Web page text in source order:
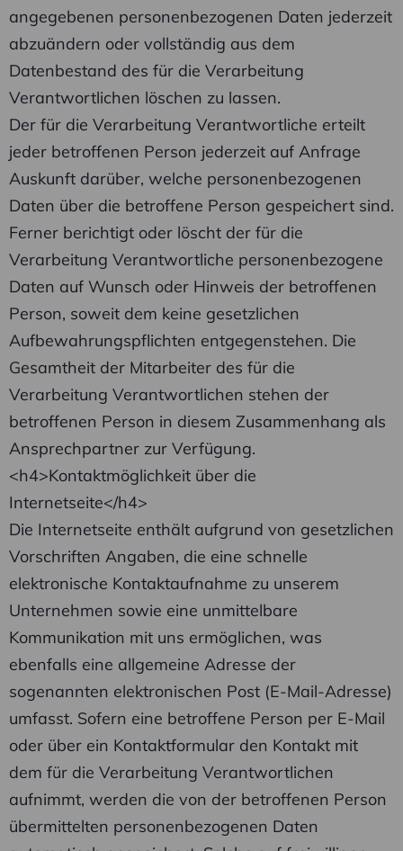
angegebenen personenbezogenen Daten jederzeit
abzuändern oder vollständig aus dem
Datenbestand des für die Verarbeitung
Verantwortlichen löschen zu lassen.
Der für die Verarbeitung Verantwortliche erteilt
jeder betroffenen Person jederzeit auf Anfrage
Auskunft darüber, welche personenbezogenen
Daten über die betroffene Person gespeichert sind.
Ferner berichtigt oder löscht der für die
Verarbeitung Verantwortliche personenbezogene
Daten auf Wunsch oder Hinweis der betroffenen
Person, soweit dem keine gesetzlichen
Aufbewahrungspflichten entgegenstehen. Die
Gesamtheit der Mitarbeiter des für die
Verarbeitung Verantwortlichen stehen der
betroffenen Person in diesem Zusammenhang als
Ansprechpartner zur Verfügung.
<h4>Kontaktmöglichkeit über die
Internetseite</h4>
Die Internetseite enthält aufgrund von gesetzlichen
Vorschriften Angaben, die eine schnelle
elektronische Kontaktaufnahme zu unserem
Unternehmen sowie eine unmittelbare
Kommunikation mit uns ermöglichen, was
ebenfalls eine allgemeine Adresse der
sogenannten elektronischen Post (E-Mail-Adresse)
umfasst. Sofern eine betroffene Person per E-Mail
oder über ein Kontaktformular den Kontakt mit
dem für die Verarbeitung Verantwortlichen
aufnimmt, werden die von der betroffenen Person
übermittelten personenbezogenen Daten